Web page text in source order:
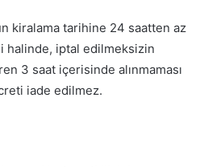
kiralama tarihine 24 saatten az
halinde, iptal edilmeksizin
3 saat içerisinde alınmaması
iade edilmez.